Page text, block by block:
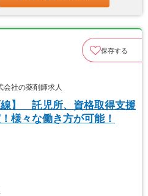
保存する
社の薬剤師求人
線】 託児所、資格取得支援
様々な働き方が可能！